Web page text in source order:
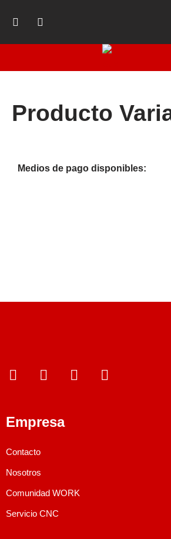
Producto
Medios de pago disponibles:
Empresa
Contacto
Nosotros
Comunidad WORK
Servicio CNC
¿Qué estás
buscando?